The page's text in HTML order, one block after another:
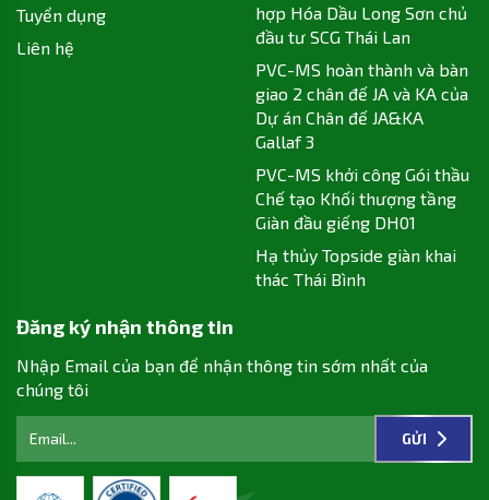
Tuyển dụng
Liên hệ
hợp Hóa Dầu Long Sơn chủ
đầu tư SCG Thái Lan
PVC-MS hoàn thành và bàn
giao 2 chân đế JA và KA của
Dự án Chân đế JA&KA
Gallaf 3
PVC-MS khởi công Gói thầu
Chế tạo Khối thượng tầng
Giàn đầu giếng DH01
Hạ thủy Topside giàn khai
thác Thái Bình
Đăng ký nhận thông tin
Nhập Email của bạn để nhận thông tin sớm nhất của
chúng tôi
GỬI